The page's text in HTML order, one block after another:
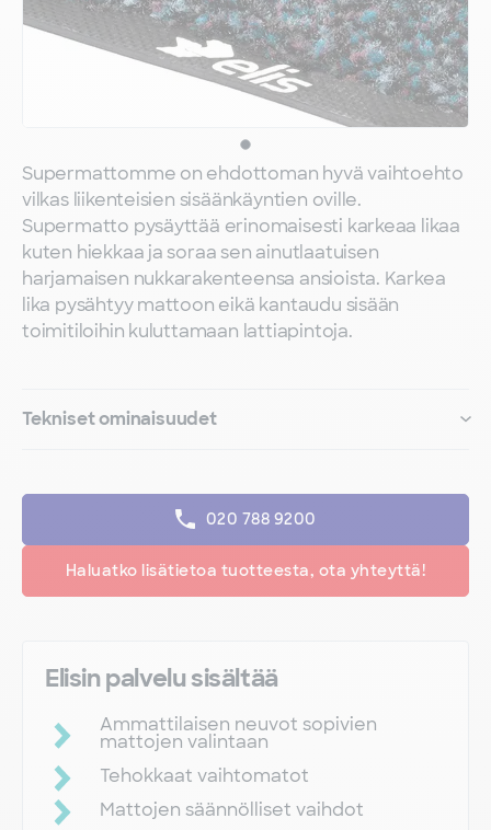
Elisin palvelu sisältää
Ammattilaisen neuvot sopivien
mattojen valintaan
Tehokkaat vaihtomatot
Mattojen säännölliset vaihdot
Supermattomme on ehdottoman hyvä vaihtoehto
vilkas liikenteisien sisäänkäyntien oville.
Supermatto pysäyttää erinomaisesti karkeaa likaa
kuten hiekkaa ja soraa sen ainutlaatuisen
harjamaisen nukkarakenteensa ansioista. Karkea
lika pysähtyy mattoon eikä kantaudu sisään
toimitiloihin kuluttamaan lattiapintoja.
Tekniset ominaisuudet
020 788 9200
Haluatko lisätietoa tuotteesta, ota yhteyttä!